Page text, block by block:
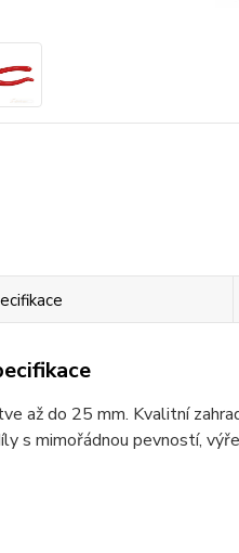
až do 25 mm. Kvalitní
s mimořádnou pevností,